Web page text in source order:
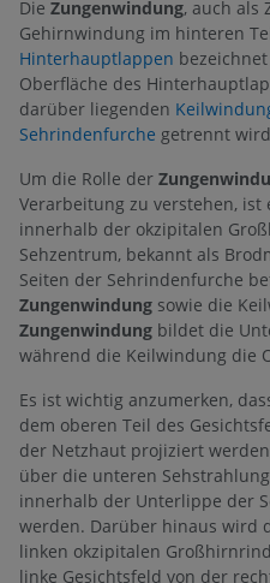
Die Zungenwindung, auch als
Gehirnwindung im hinteren
Hinterhauptlappen
Oberfläche des
darüber liegenden
Sehrindenfurche getrennt
Um die Rolle der
Verarbeitung zu verstehen, ist
innerhalb der okzipitalen
Sehzentrum, bekannt als
Seiten der Sehrindenfurche
Zungenwindung sowie die
Zungenwindung bildet die
während die Keilwindung die
Es ist wichtig anzumerken,
dem oberen Teil des
der Netzhaut projiziert
über die unteren
innerhalb der Unterlippe der
werden. Darüber hinaus wird
linken okzipitalen
linke Gesichtsfeld von der